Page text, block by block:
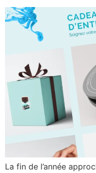
La fin de l’année